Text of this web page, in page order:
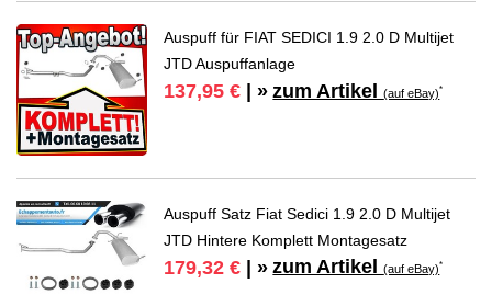
Auspuff für FIAT SEDICI 1.9 2.0 D Multijet
JTD Auspuffanlage
137,95 € | » zum Artikel(auf eBay)*
Auspuff Satz Fiat Sedici 1.9 2.0 D Multijet
JTD Hintere Komplett Montagesatz
179,32 € | » zum Artikel(auf eBay)*